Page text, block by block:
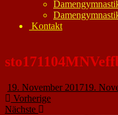
Kontakt
19. November 201719.
Vorherige
Nächste